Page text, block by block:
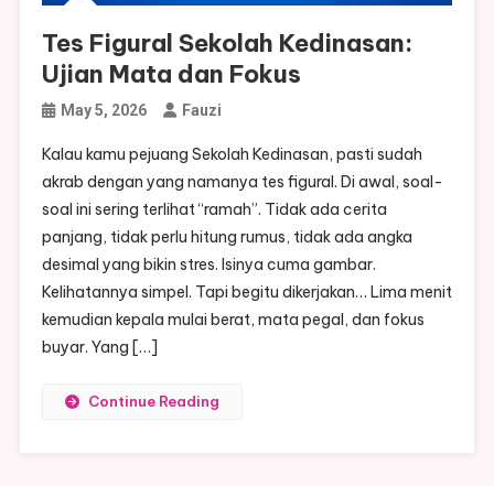
Tes Figural Sekolah Kedinasan:
Ujian Mata dan Fokus
May 5, 2026 Fauzi
Kalau kamu pejuang Sekolah Kedinasan, pasti sudah
akrab dengan yang namanya tes figural. Di awal, soal-
soal ini sering terlihat “ramah”. Tidak ada cerita
panjang, tidak perlu hitung rumus, tidak ada angka
desimal yang bikin stres. Isinya cuma gambar.
Kelihatannya simpel. Tapi begitu dikerjakan… Lima menit
kemudian kepala mulai berat, mata pegal, dan fokus
buyar. Yang […]
Continue Reading